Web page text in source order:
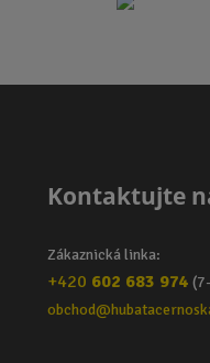
Kontaktujte
Zákaznická linka:
+420 602 683 974